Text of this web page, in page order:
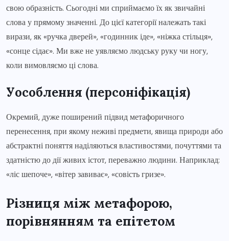
свою образність. Сьогодні ми сприймаємо їх як звичайні
слова у прямому значенні. До цієї категорії належать такі
вирази, як «ручка дверей», «годинник іде», «ніжка стільця»,
«сонце сідає». Ми вже не уявляємо людську руку чи ногу,
коли вимовляємо ці слова.
Уособлення (персоніфікація)
Окремий, дуже поширений підвид метафоричного
перенесення, при якому неживі предмети, явища природи або
абстрактні поняття наділяються властивостями, почуттями та
здатністю до дії живих істот, переважно людини. Наприклад:
«ліс шепоче», «вітер завиває», «совість гризе».
Різниця між метафорою,
порівнянням та епітетом